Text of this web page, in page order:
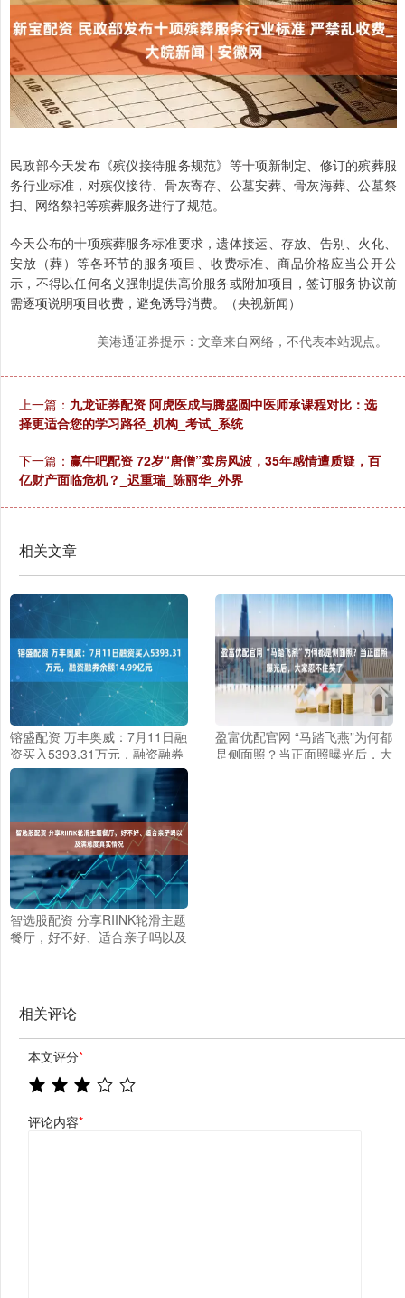
民政部今天发布《殡仪接待服务规范》等十项新制定、修订的殡葬服
务行业标准，对殡仪接待、骨灰寄存、公墓安葬、骨灰海葬、公墓祭
扫、网络祭祀等殡葬服务进行了规范。
今天公布的十项殡葬服务标准要求，遗体接运、存放、告别、火化、
安放（葬）等各环节的服务项目、收费标准、商品价格应当公开公
示，不得以任何名义强制提供高价服务或附加项目，签订服务协议前
需逐项说明项目收费，避免诱导消费。（央视新闻）
美港通证券提示：文章来自网络，不代表本站观点。
上一篇： 九龙证券配资 阿虎医成与腾盛圆中医师承课程对比：选
择更适合您的学习路径_机构_考试_系统
下一篇： 赢牛吧配资 72岁“唐僧”卖房风波，35年感情遭质疑，百
亿财产面临危机？_迟重瑞_陈丽华_外界
相关文章
镕盛配资 万丰奥威：7月11日融
资买入5393.31万元，融资融券
余额14.99亿元
盈富优配官网 “马踏飞燕”为何都
是侧面照？当正面照曝光后，大
智选股配资 分享RIINK轮滑主题
餐厅，好不好、适合亲子吗以及
相关评论
本文评分*
评论内容*